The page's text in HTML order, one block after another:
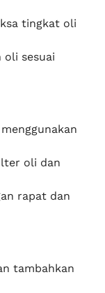
tingkat oli
oli sesuai
oli dan
rapat dan
tambahkan